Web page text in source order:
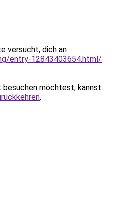
versucht, dich an
entry-12843403654.html/
besuchen möchtest, kannst
.